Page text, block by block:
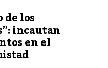
de los
incautan
en el